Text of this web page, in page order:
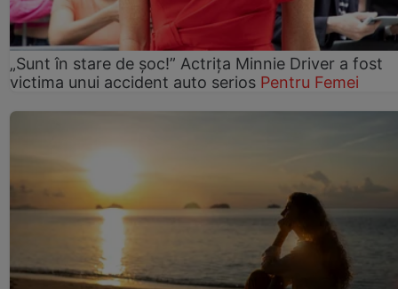
„Sunt în stare de șoc!” Actrița Minnie Driver a fost
victima unui accident auto serios Pentru Femei